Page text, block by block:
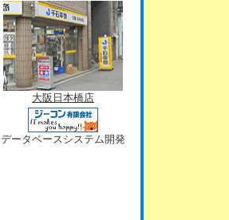
大阪日本橋店
データベースシステム開発